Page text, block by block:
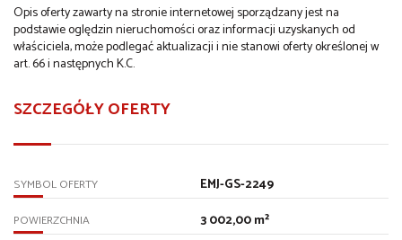
Opis oferty zawarty na stronie internetowej sporządzany jest na
podstawie oględzin nieruchomości oraz informacji uzyskanych od
właściciela, może podlegać aktualizacji i nie stanowi oferty określonej w
art. 66 i następnych K.C.
SZCZEGÓŁY OFERTY
SYMBOL OFERTY EMJ-GS-2249
POWIERZCHNIA 3 002,00 m²